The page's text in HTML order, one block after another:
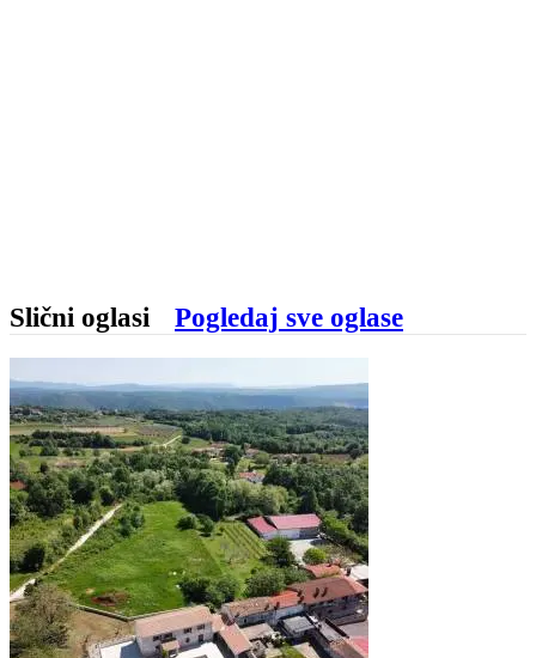
Slični oglasi Pogledaj sve oglase